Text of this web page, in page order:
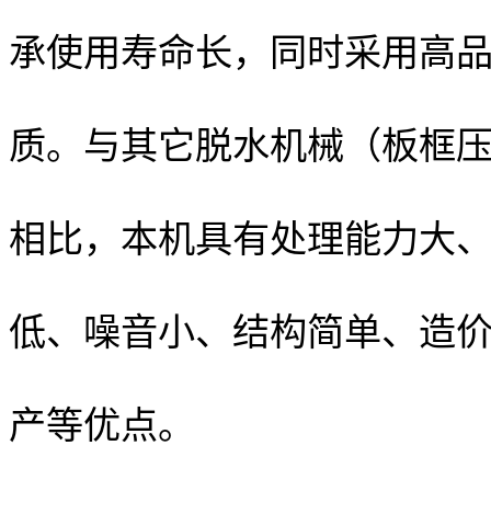
承使用寿命长，同时采用高
质。与其它脱水机械（板框
相比，本机具有处理能力大
低、噪音小、结构简单、造
产等优点。